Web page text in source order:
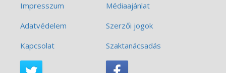
Impresszum
Médiaajánlat
Adatvédelem
Szerzői jogok
Kapcsolat
Szaktanácsadás